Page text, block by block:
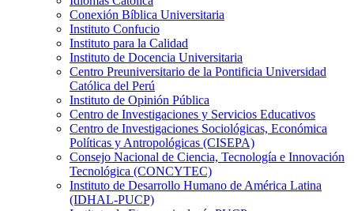
Conexión Bíblica Universitaria
Instituto Confucio
Instituto para la Calidad
Instituto de Docencia Universitaria
Centro Preuniversitario de la Pontificia Universidad
Católica del Perú
Instituto de Opinión Pública
Centro de Investigaciones y Servicios Educativos
Centro de Investigaciones Sociológicas, Económica
Políticas y Antropológicas (CISEPA)
Consejo Nacional de Ciencia, Tecnología e Innovación
Tecnológica (CONCYTEC)
Instituto de Desarrollo Humano de América Latina
(IDHAL-PUCP)